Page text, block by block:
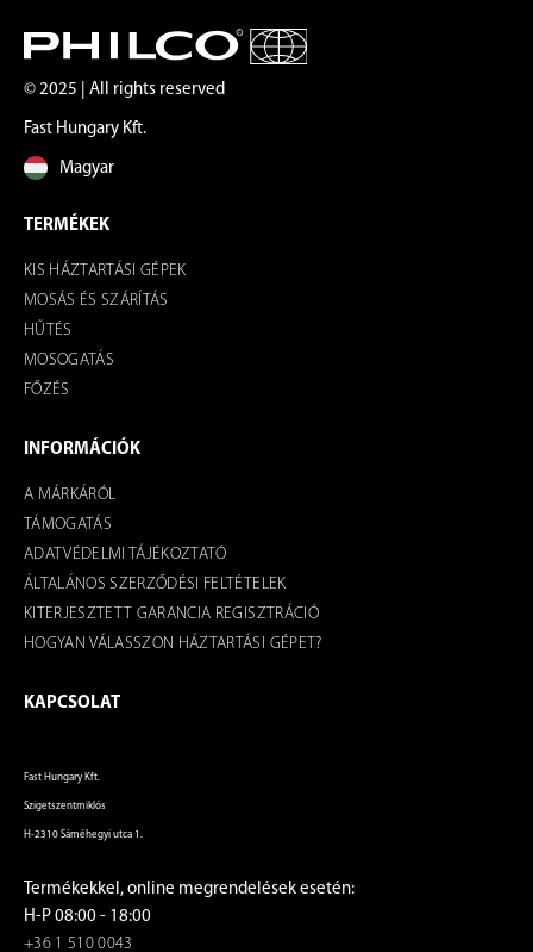
© 2025 | All rights reserved
Fast Hungary Kft.
Magyar
TERMÉKEK
KIS HÁZTARTÁSI GÉPEK
MOSÁS ÉS SZÁRÍTÁS
HŰTÉS
MOSOGATÁS
FŐZÉS
INFORMÁCIÓK
A MÁRKÁRÓL
TÁMOGATÁS
ADATVÉDELMI TÁJÉKOZTATÓ
ÁLTALÁNOS SZERZŐDÉSI FELTÉTELEK
KITERJESZTETT GARANCIA REGISZTRÁCIÓ
HOGYAN VÁLASSZON HÁZTARTÁSI GÉPET?
KAPCSOLAT
Fast Hungary Kft.
Szigetszentmiklós
H-2310 Sáméhegyi utca 1.
Termékekkel, online megrendelések esetén:
H-P 08:00 - 18:00
+36 1 510 0043